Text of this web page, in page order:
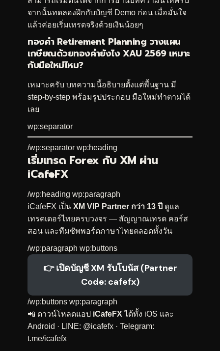
จากนั้นทดลองฝึกกับบัญชี Demo ก่อน เมื่อมั่นใจ
แล้วค่อยเริ่มเทรดจริงด้วยเงินน้อยๆ
ทองคำ Retirement Planning วางแผน
เกษียณด้วยทองคำยังไง XAU 2569 เหมาะ
กับมือใหม่ไหม?
เหมาะครับ บทความนี้อธิบายตั้งแต่พื้นฐาน มี
step-by-step พร้อมรูปประกอบ มือใหม่ทำตามได้
เลย
wp:separator
/wp:separator wp:heading
เริ่มเทรด Forex กับ XM ผ่าน
iCafeFX
/wp:heading wp:paragraph
iCafeFX เป็น XM VIP Partner กว่า 13 ปี ดูแล
เทรดเดอร์ไทยครบวงจร — สัญญาณเทรด คอร์ส
สอน และทีมซัพพอร์ตภาษาไทยตลอดทั้งวัน
/wp:paragraph wp:buttons
👉 เปิดบัญชี XM รับโบนัส (Partner
Code: cafefx)
/wp:buttons wp:paragraph
📲 ดาวน์โหลดแอป iCafeFX ได้ทั้ง iOS และ
Android · LINE: @icafefx · Telegram:
t.me/icafefx